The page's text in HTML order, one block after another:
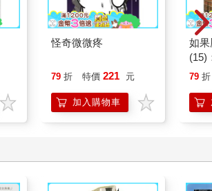
怪奇微微疼
79 折 特價 221 元
加入購物車
如
(15)
貓
79 折